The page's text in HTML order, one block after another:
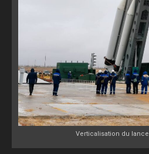
Verticalisation du